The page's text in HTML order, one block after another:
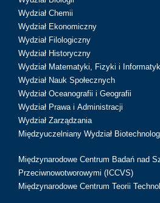
Wydział Chemii
Wydział Ekonomiczny
Wydział Filologiczny
Wydział Historyczny
Wydział Matematyki, Fizyki i
Wydział Nauk Społecznych
Wydział Oceanografii i Geografii
Wydział Prawa i Administracji
Wydział Zarządzania
Międzyuczelniany Wydział
Międzynarodowe Centrum Badań nad
Przeciwnowotworowymi (ICCVS)
Międzynarodowe Centrum Teorii